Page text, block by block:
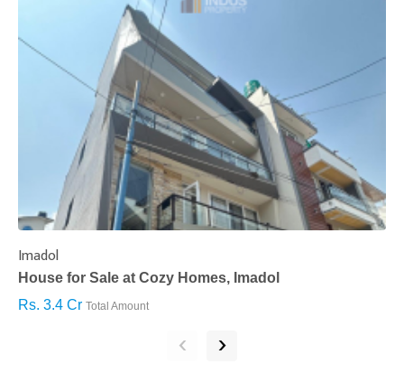
Imadol
House for Sale at Cozy Homes, Imadol
Rs. 3.4 Cr Total Amount
‹ ›